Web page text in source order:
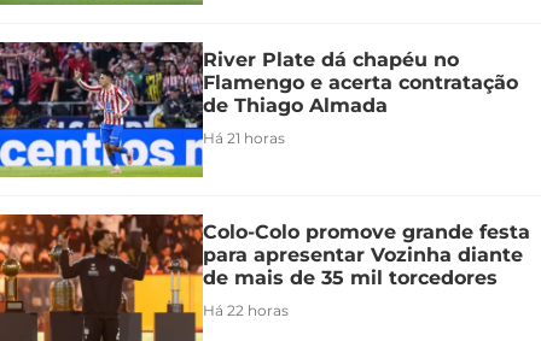
River Plate dá chapéu no
Flamengo e acerta contratação
de Thiago Almada
Há 21 horas
Colo-Colo promove grande festa
para apresentar Vozinha diante
de mais de 35 mil torcedores
Há 22 horas